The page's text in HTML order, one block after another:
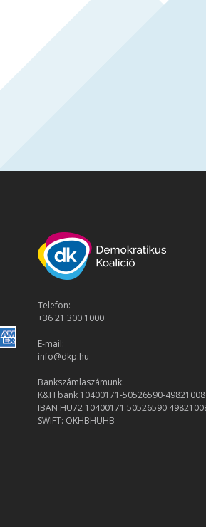
Telefon:
+36 21 300 1000
E-mail:
info@dkp.hu
Bankszámlaszámunk:
K&H bank 10400171-50526590-49821008
IBAN HU72 10400171 50526590
SWIFT: OKHBHUHB